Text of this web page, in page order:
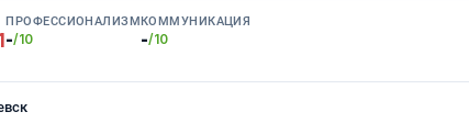
ПРОФЕССИОНАЛИЗМ
-/10
КОММУНИКАЦИЯ
-/10